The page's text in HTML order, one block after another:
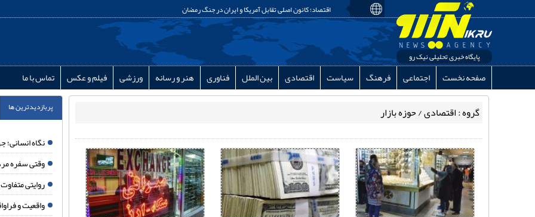
اقتصاد؛ کانون اصلی تقابل آمریکا و ایران در جنگ رمضان
پایگاه خبری تحلیلی نیک رو
صفحه نخست اجتماعی فرهنگ سیاست اقتصادی بین الملل فناوری هنر و رسانه ورزشی فیلم و عکس تماس با ما
گروه : اقتصادی / حوزه بازار پربازدیدترین ها
نگاه انسانی؛
وقتی سفره
روایتی متفاوت از ۱۵۰ شبانه روز ایستادگی مردم
واقعیت و